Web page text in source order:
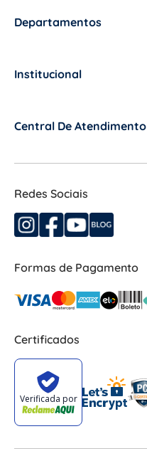
Departamentos
Institucional
Central De Atendimento
Redes Sociais
Formas de Pagamento
Certificados